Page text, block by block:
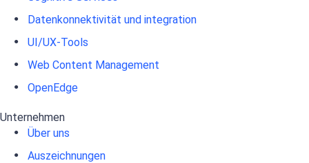
Datenkonnektivität und integration
UI/UX-Tools
Web Content Management
OpenEdge
Unternehmen
Über uns
Auszeichnungen